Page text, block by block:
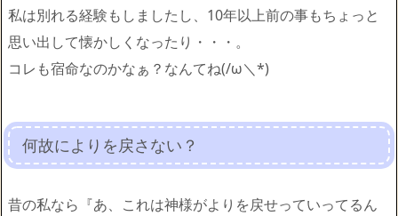
私は別れる経験もしましたし、10年以上前の事もちょっと
思い出して懐かしくなったり・・・。
コレも宿命なのかなぁ？なんてね(/ω＼*)
何故によりを戻さない？
昔の私なら『あ、これは神様がよりを戻せっていってるん